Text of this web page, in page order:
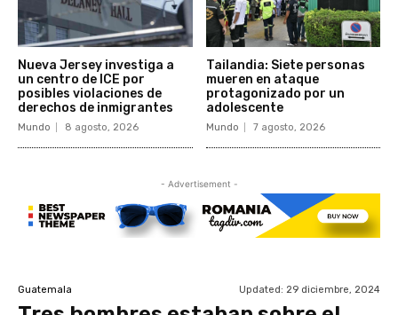
Nueva Jersey investiga a
un centro de ICE por
posibles violaciones de
derechos de inmigrantes
Mundo 8 agosto, 2026
Tailandia: Siete personas
mueren en ataque
protagonizado por un
adolescente
Mundo 7 agosto, 2026
- Advertisement -